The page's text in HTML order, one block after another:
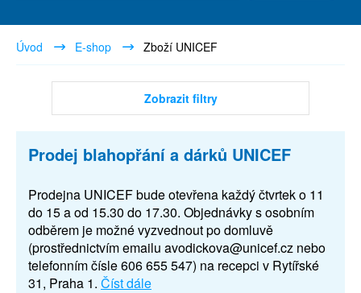
Úvod E-shop Zboží UNICEF
Zobrazit filtry
Prodej blahopřání a dárků UNICEF
Prodejna UNICEF bude otevřena každý čtvrtek o 11
do 15 a od 15.30 do 17.30. Objednávky s osobním
odběrem je možné vyzvednout po domluvě
(prostřednictvím emailu avodickova@unicef.cz nebo
telefonním čísle 606 655 547) na recepci v Rytířské
31, Praha 1. Číst dále